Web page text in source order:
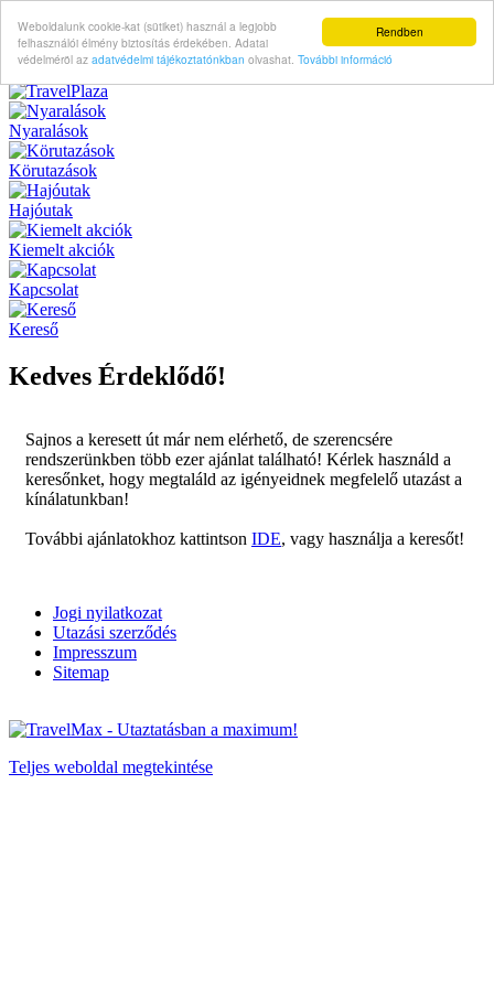
Rendben
Weboldalunk cookie-kat (sütiket) használ a legjobb
felhasználói élmény biztosítás érdekében. Adatai
védelméröl az adatvédelmi tájékoztatónkban olvashat. További információ
Nyaralások
Körutazások
Hajóutak
Kiemelt akciók
Kapcsolat
Kereső
Kedves Érdeklődő!
Sajnos a keresett út már nem elérhető, de szerencsére
rendszerünkben több ezer ajánlat található! Kérlek használd a
keresőnket, hogy megtaláld az igényeidnek megfelelő utazást a
kínálatunkban!
További ajánlatokhoz kattintson IDE, vagy használja a keresőt!
Jogi nyilatkozat
Utazási szerződés
Impresszum
Sitemap
Teljes weboldal megtekintése